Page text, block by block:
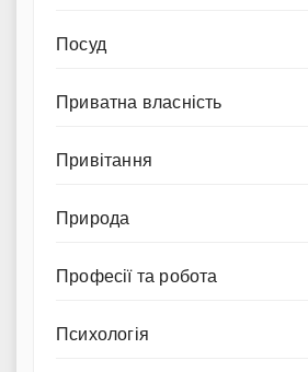
Посуд
Приватна власність
Привітання
Природа
Професії та робота
Психологія